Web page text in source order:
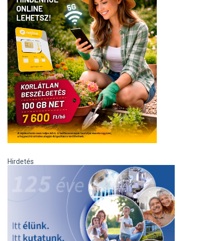
Hirdetés